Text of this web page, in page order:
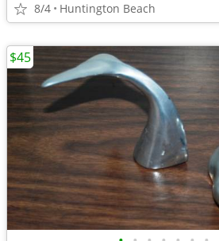
8/4 Huntington Beach
$45